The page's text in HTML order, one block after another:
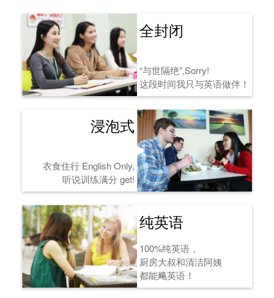
全封闭
“与世隔绝”,Sorry!
这段时间我只与英语做伴！
浸泡式
衣食住行 English Only,
听说训练满分 get!
纯英语
100%纯英语，
厨房大叔和清洁阿姨
都能飚英语！